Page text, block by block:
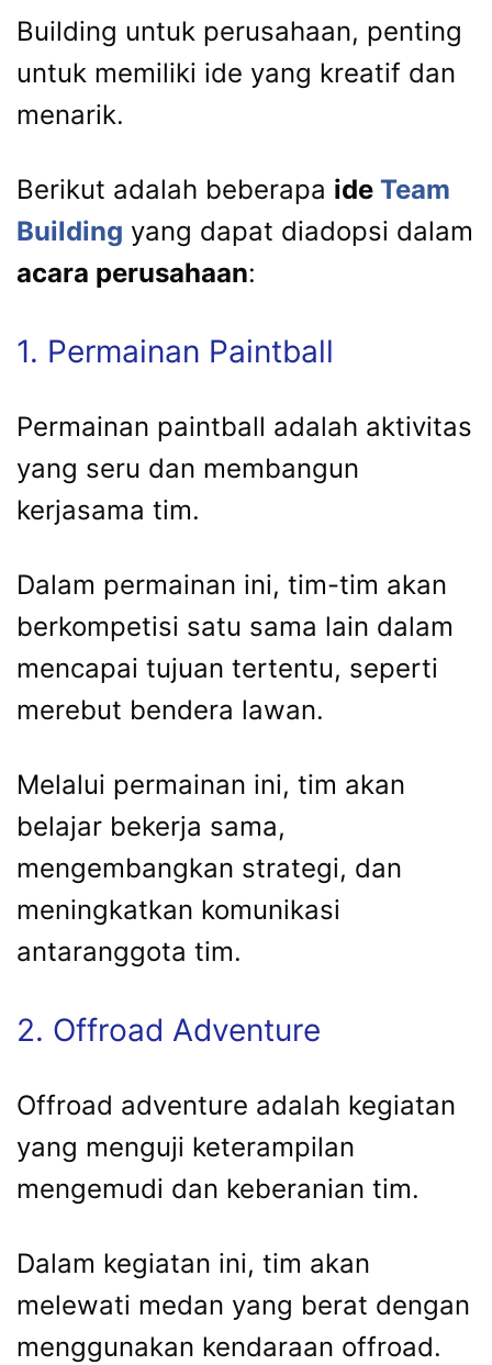
Building untuk perusahaan, penting
untuk memiliki ide yang kreatif dan
menarik.
Berikut adalah beberapa ide Team
Building yang dapat diadopsi dalam
acara perusahaan:
1. Permainan Paintball
Permainan paintball adalah aktivitas
yang seru dan membangun
kerjasama tim.
Dalam permainan ini, tim-tim akan
berkompetisi satu sama lain dalam
mencapai tujuan tertentu, seperti
merebut bendera lawan.
Melalui permainan ini, tim akan
belajar bekerja sama,
mengembangkan strategi, dan
meningkatkan komunikasi
antaranggota tim.
2. Offroad Adventure
Offroad adventure adalah kegiatan
yang menguji keterampilan
mengemudi dan keberanian tim.
Dalam kegiatan ini, tim akan
melewati medan yang berat dengan
menggunakan kendaraan offroad.